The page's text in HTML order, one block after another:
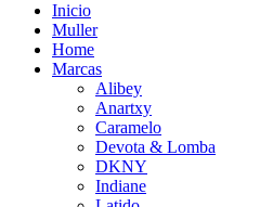
Inicio
Muller
Home
Marcas
Alibey
Anartxy
Caramelo
Devota & Lomba
DKNY
Indiane